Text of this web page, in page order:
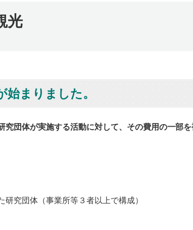
光
まりました。
団体が実施する活動に対して、その費用の一部を
団体（事業所等３者以上で構成）